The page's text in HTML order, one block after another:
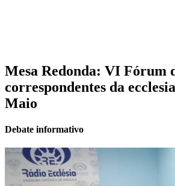
Mesa Redonda: VI Fórum
correspondentes da
Maio
Debate informativo